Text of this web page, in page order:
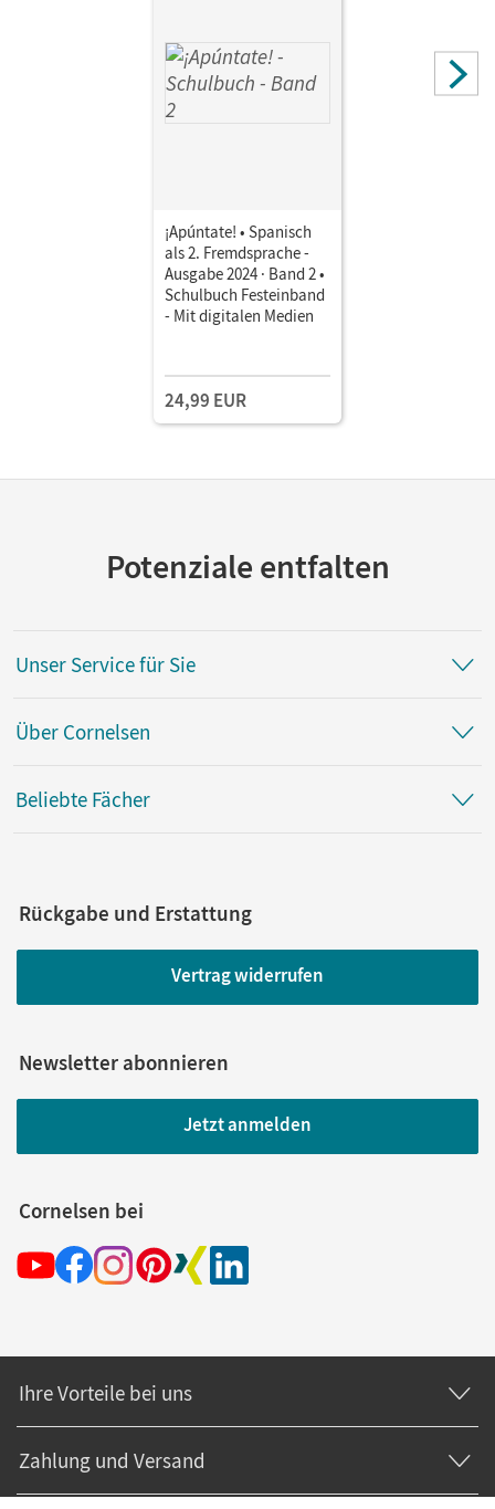
¡Apúntate! • Spanisch
als 2. Fremdsprache -
Ausgabe 2024 · Band 2 •
Schulbuch Festeinband
- Mit digitalen Medien
24,99 EUR
Potenziale entfalten
Unser Service für Sie
Über Cornelsen
Beliebte Fächer
Rückgabe und Erstattung
Vertrag widerrufen
Newsletter abonnieren
Jetzt anmelden
Cornelsen bei
Ihre Vorteile bei uns
Zahlung und Versand